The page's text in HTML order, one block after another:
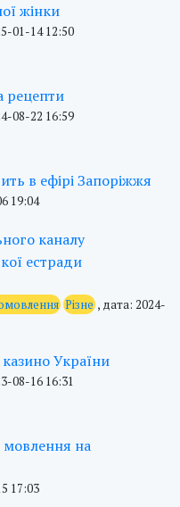
жінки
01-14 12:50
рецепти
08-22 16:59
в ефірі Запоріжжя
19:04
каналу
естради
Різне , дата: 2024-
України
08-16 16:31
мовлення на
17:03